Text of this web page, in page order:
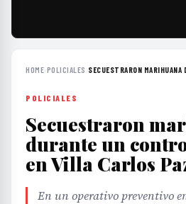
HOME›POLICIALES ›SECUESTRARON
POLICIALES
Secuestraron
durante un
en Villa Carlos
En un operativo preventivo